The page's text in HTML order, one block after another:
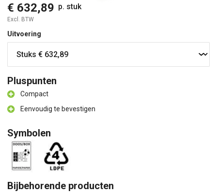
€ 632,89 p. stuk
Excl. BTW
Uitvoering
Pluspunten
Compact
Eenvoudig te bevestigen
Symbolen
Bijbehorende producten